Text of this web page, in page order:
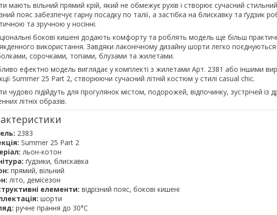
мають вільний прямий крій, який не обмежує рухів і створює сучасний
пояс забезпечує гарну посадку по талії, а застібка на блискавку та ґудзик
та зручною у носінні.
бокові кишені додають комфорту та роблять модель ще більш
використання. Завдяки лаконічному дизайну шорти легко поєднуються
сорочками, топами, блузами та жилетами.
ефектно модель виглядає у комплекті з жилетами Арт. 2381 або іншими
Summer 25 Part 2, створюючи сучасний літній костюм у стилі casual chic.
чудово підійдуть для прогулянок містом, подорожей, відпочинку, зустрічей із
літніх образів.
2383
Summer 25 Part 2
льон-котон
ґудзики, блискавка
прямий, вільний
літо, демісезон
елементи: відрізний пояс, бокові кишені
шорти
ручне прання до 30°C